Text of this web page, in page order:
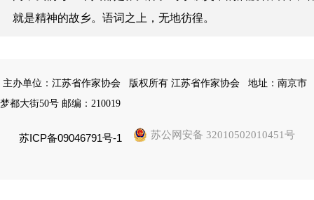
就是精神的故乡。语词之上，无地彷徨。
主办单位：江苏省作家协会 版权所有 江苏省作家协会
地址：南京市
梦都大街50号 邮编：210019
苏ICP备09046791号-1 苏公网安备 32010502010451号